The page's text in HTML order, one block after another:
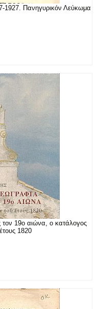
Πανηγυρικόν Λεύκωμα
τον 19ο αιώνα, ο κατάλογος
1820